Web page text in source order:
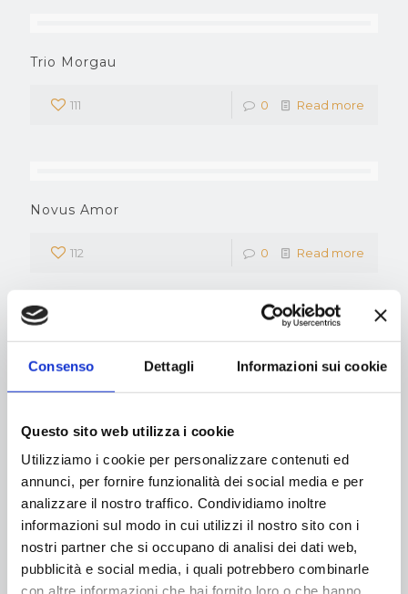
Consenso Dettagli Informazioni sui cookie
Questo sito web utilizza i cookie
Utilizziamo i cookie per personalizzare contenuti ed
annunci, per fornire funzionalità dei social media e per
analizzare il nostro traffico. Condividiamo inoltre
informazioni sul modo in cui utilizzi il nostro sito con i
nostri partner che si occupano di analisi dei dati web,
pubblicità e social media, i quali potrebbero combinarle
con altre informazioni che hai fornito loro o che hanno
Trio Morgau
111 0 Read more
Novus Amor
112 0 Read more
I Giullari del Carretto
Prev page
1 2 3 4 5 6 7
Next page